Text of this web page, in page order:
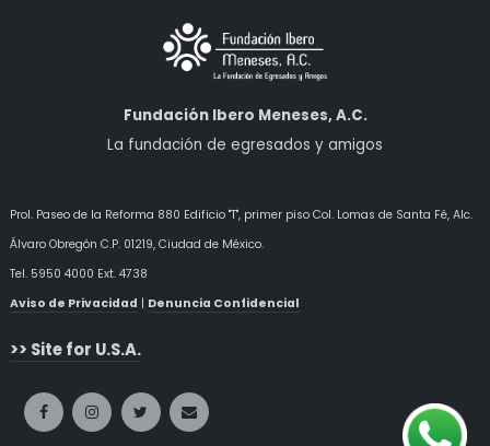
Fundación Ibero Meneses, A.C.
La fundación de egresados y amigos
Prol. Paseo de la Reforma 880 Edificio "T", primer piso Col. Lomas de Santa Fé, Alc.
Álvaro ObregónC.P. 01219, Ciudad de México.
Tel. 5950 4000 Ext. 4738
Aviso de Privacidad | Denuncia Confidencial
>> Site for U.S.A.